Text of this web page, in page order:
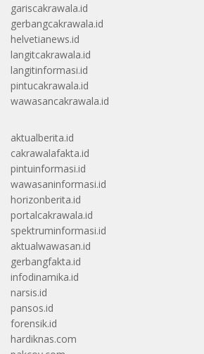
gariscakrawala.id
gerbangcakrawala.id
helvetianews.id
langitcakrawala.id
langitinformasi.id
pintucakrawala.id
wawasancakrawala.id
aktualberita.id
cakrawalafakta.id
pintuinformasi.id
wawasaninformasi.id
horizonberita.id
portalcakrawala.id
spektruminformasi.id
aktualwawasan.id
gerbangfakta.id
infodinamika.id
narsis.id
pansos.id
forensik.id
hardiknas.com